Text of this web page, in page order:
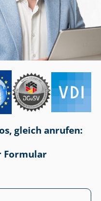
gleich anrufen:
Formular